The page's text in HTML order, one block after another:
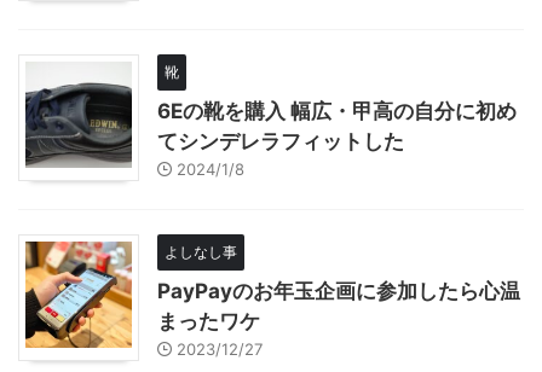
靴
6Eの靴を購入 幅広・甲高の自分に初め
てシンデレラフィットした
2024/1/8
よしなし事
PayPayのお年玉企画に参加したら心温
まったワケ
2023/12/27